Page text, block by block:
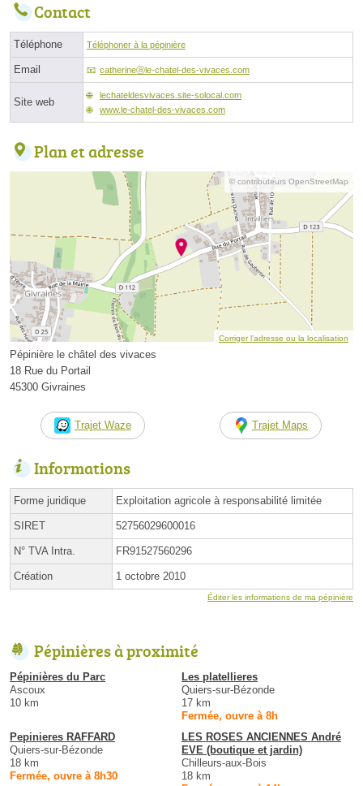
Contact
Téléphone Téléphoner à la pépinière
Email catherineⓐle-chatel-des-vivaces.com
Site web
lechateldesvivaces.site-solocal.com
www.le-chatel-des-vivaces.com
Plan et adresse
© contributeurs OpenStreetMap
Corriger l’adresse ou la localisation
Pépinière le châtel des vivaces
18 Rue du Portail
45300 Givraines
Trajet Waze Trajet Maps
Informations
Forme juridique Exploitation agricole à responsabilité limitée
SIRET 52756029600016
N° TVA Intra. FR91527560296
Création 1 octobre 2010
Éditer les informations de ma pépinière
Pépinières à proximité
Pépinières du Parc
Ascoux
10 km
Les platellieres
Quiers-sur-Bézonde
17 km
Fermée, ouvre à 8h
Pepinieres RAFFARD
Quiers-sur-Bézonde
18 km
Fermée, ouvre à 8h30
LES ROSES ANCIENNES André
EVE (boutique et jardin)
Chilleurs-aux-Bois
18 km